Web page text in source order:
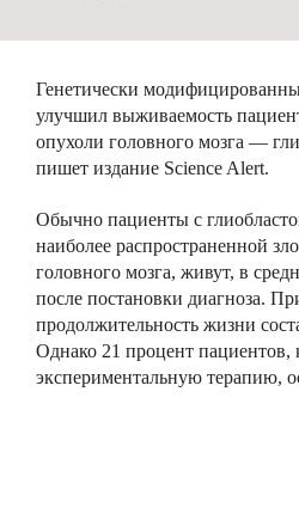
Генетически
улучшил выживаемость
опухоли головного мозга —
пишет издание Science Alert.
Обычно пациенты с
наиболее распространенной
головного мозга, живут, в
после постановки диагноза.
продолжительность жизни
Однако 21 процент пациентов,
экспериментальную терапию,